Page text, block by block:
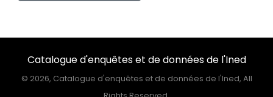
Catalogue d'enquêtes et de données de l'Ined
© 2026, Catalogue d'enquêtes et de données de l'Ined, All